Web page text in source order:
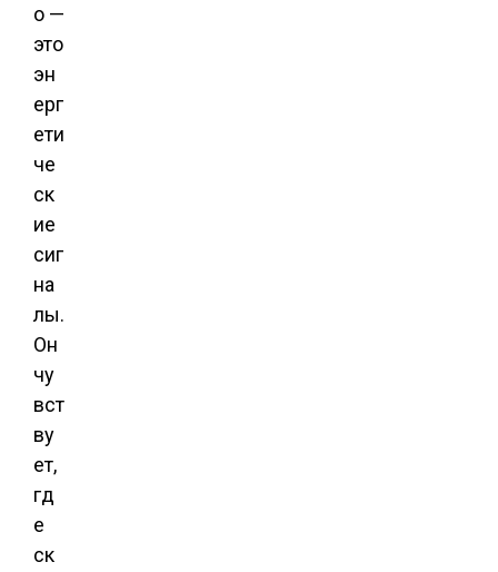
о —
это
эн
ерг
ети
че
ск
ие
сиг
на
лы.
Он
чу
вст
ву
ет,
гд
е
ск